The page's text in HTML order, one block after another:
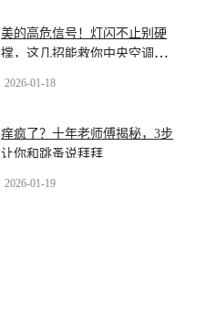
美的高危信号！灯闪不止别硬
撑，这几招能救你中央空调的
2026-01-18
痒疯了？十年老师傅揭秘，3步
让你和跳蚤说拜拜
2026-01-19